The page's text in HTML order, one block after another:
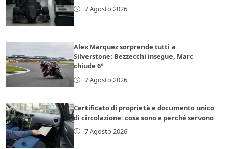
7 Agosto 2026
Alex Marquez sorprende tutti a
Silverstone: Bezzecchi insegue, Marc
chiude 6°
7 Agosto 2026
Certificato di proprietà e documento unico
di circolazione: cosa sono e perché servono
7 Agosto 2026